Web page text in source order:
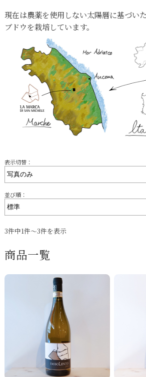
現在は農薬を使用しない太陽暦に基づい
ブドウを栽培しています。
表示切替：
並び順：
3件中1件～3件を表示
商品一覧